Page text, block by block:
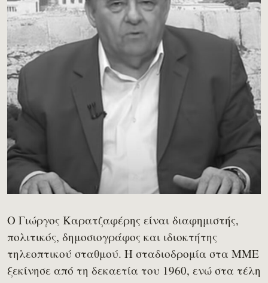
Ο Γιώργος Καρατζαφέρης είναι διαφημιστής,
πολιτικός, δημοσιογράφος και ιδιοκτήτης
τηλεοπτικού σταθμού. Η σταδιοδρομία στα ΜΜΕ
ξεκίνησε από τη δεκαετία του 1960, ενώ στα τέλη